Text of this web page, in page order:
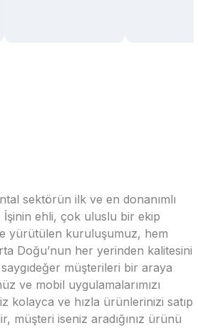
sektörün ilk ve en donanımlı
ehli, çok uluslu bir ekip
yürütülen kuruluşumuz, hem
Doğu’nun her yerinden kalitesini
saygıdeğer müşterileri bir araya
ve mobil uygulamalarımızı
kolayca ve hızla ürünlerinizi satıp
müşteri iseniz aradığınız ürünü